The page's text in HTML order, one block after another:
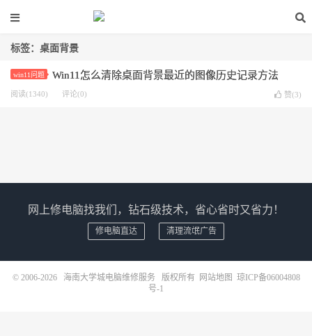
标签：桌面背景
win11问题 Win11怎么清除桌面背景最近的图像历史记录方法
阅读(1340) 评论(0) 赞(3)
网上修电脑找我们，钻石级技术，省心省时又省力！
修电脑直达 清理流氓广告
© 2006-2026 海南大学城电脑维修服务 版权所有 网站地图 琼ICP备06004808
号-1